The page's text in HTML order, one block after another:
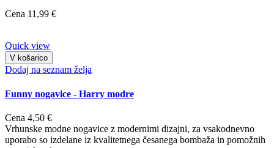
Cena 11,99 €
Quick view
V košarico
Dodaj na seznam želja
Funny nogavice - Harry modre
Cena 4,50 €
Vrhunske modne nogavice z modernimi dizajni, za vsakodnevno
uporabo so izdelane iz kvalitetnega česanega bombaža in pomožnih